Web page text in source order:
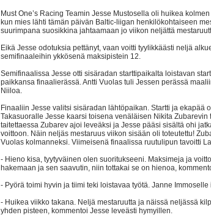
Must One’s Racing Teamin Jesse Mustosella oli huikea
kun mies lähti tämän päivän Baltic-liigan henkilökohtaiseen
suurimpana suosikkina jahtaamaan jo viikon neljättä
Eikä Jesse odotuksia pettänyt, vaan voitti tyylikkäästi neljä
semifinaaleihin ykkösenä maksipistein 12.
Semifinaalissa Jesse otti sisäradan starttipaikalta loistavan
paikkansa finaalierässä. Antti Vuolas tuli Jessen perässä
Niiloa.
Finaaliin Jesse valitsi sisäradan lähtöpaikan. Startti ja ekapää
Takasuoralle Jesse kaarsi toisena venäläisen Nikita Zubarevin
taitettaessa Zubarev ajoi leveäksi ja Jesse pääsi sisältä ohi
voittoon. Näin neljäs mestaruus viikon sisään oli toteutettu!
Vuolas kolmanneksi. Viimeisenä finaalissa ruutulipun tavoitti
- Hieno kisa, tyytyväinen olen suoritukseeni. Maksimeja ja
hakemaan ja sen saavutin, niin tottakai se on hienoa,
- Pyörä toimi hyvin ja tiimi teki loistavaa työtä. Janne
- Huikea viikko takana. Neljä mestaruutta ja näissä neljässä
yhden pisteen, kommentoi Jesse leveästi hymyillen.